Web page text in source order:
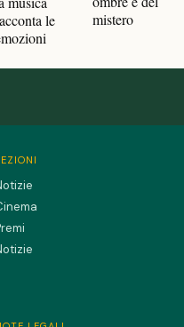
le
mistero